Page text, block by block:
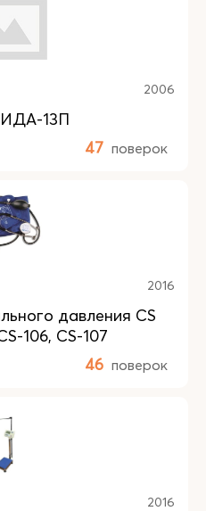
2006
13П
47 поверок
2016
давления CS
106, CS-107
46 поверок
2016